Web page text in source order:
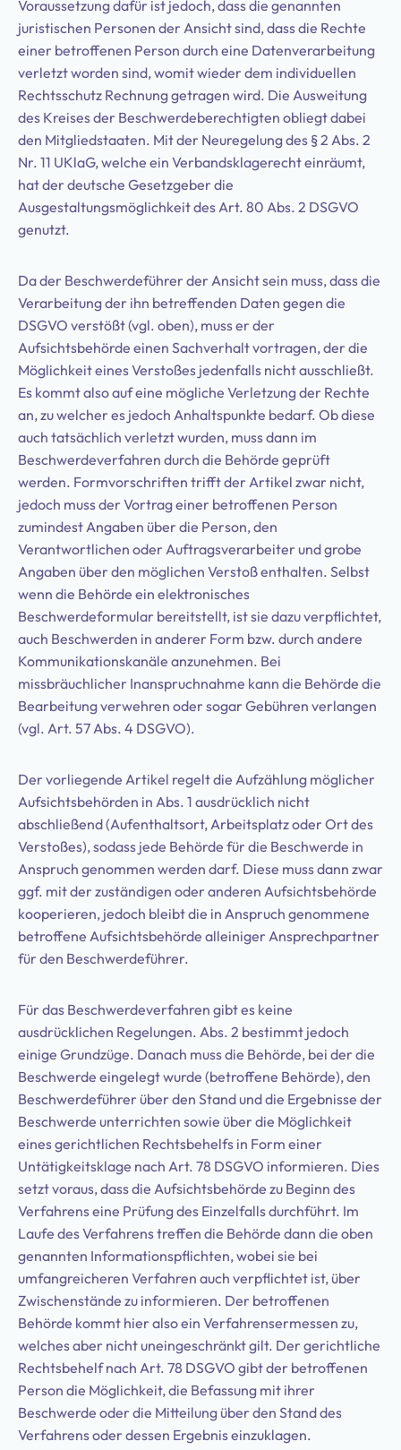
Voraussetzung dafür ist jedoch, dass die genannten
juristischen Personen der Ansicht sind, dass die Rechte
einer betroffenen Person durch eine Datenverarbeitung
verletzt worden sind, womit wieder dem individuellen
Rechtsschutz Rechnung getragen wird. Die Ausweitung
des Kreises der Beschwerdeberechtigten obliegt dabei
den Mitgliedstaaten. Mit der Neuregelung des § 2 Abs. 2
Nr. 11 UKlaG, welche ein Verbandsklagerecht einräumt,
hat der deutsche Gesetzgeber die
Ausgestaltungsmöglichkeit des Art. 80 Abs. 2 DSGVO
genutzt.
Da der Beschwerdeführer der Ansicht sein muss, dass die
Verarbeitung der ihn betreffenden Daten gegen die
DSGVO verstößt (vgl. oben), muss er der
Aufsichtsbehörde einen Sachverhalt vortragen, der die
Möglichkeit eines Verstoßes jedenfalls nicht ausschließt.
Es kommt also auf eine mögliche Verletzung der Rechte
an, zu welcher es jedoch Anhaltspunkte bedarf. Ob diese
auch tatsächlich verletzt wurden, muss dann im
Beschwerdeverfahren durch die Behörde geprüft
werden. Formvorschriften trifft der Artikel zwar nicht,
jedoch muss der Vortrag einer betroffenen Person
zumindest Angaben über die Person, den
Verantwortlichen oder Auftragsverarbeiter und grobe
Angaben über den möglichen Verstoß enthalten. Selbst
wenn die Behörde ein elektronisches
Beschwerdeformular bereitstellt, ist sie dazu verpflichtet,
auch Beschwerden in anderer Form bzw. durch andere
Kommunikationskanäle anzunehmen. Bei
missbräuchlicher Inanspruchnahme kann die Behörde die
Bearbeitung verwehren oder sogar Gebühren verlangen
(vgl. Art. 57 Abs. 4 DSGVO).
Der vorliegende Artikel regelt die Aufzählung möglicher
Aufsichtsbehörden in Abs. 1 ausdrücklich nicht
abschließend (Aufenthaltsort, Arbeitsplatz oder Ort des
Verstoßes), sodass jede Behörde für die Beschwerde in
Anspruch genommen werden darf. Diese muss dann zwar
ggf. mit der zuständigen oder anderen Aufsichtsbehörde
kooperieren, jedoch bleibt die in Anspruch genommene
betroffene Aufsichtsbehörde alleiniger Ansprechpartner
für den Beschwerdeführer.
Für das Beschwerdeverfahren gibt es keine
ausdrücklichen Regelungen. Abs. 2 bestimmt jedoch
einige Grundzüge. Danach muss die Behörde, bei der die
Beschwerde eingelegt wurde (betroffene Behörde), den
Beschwerdeführer über den Stand und die Ergebnisse der
Beschwerde unterrichten sowie über die Möglichkeit
eines gerichtlichen Rechtsbehelfs in Form einer
Untätigkeitsklage nach Art. 78 DSGVO informieren. Dies
setzt voraus, dass die Aufsichtsbehörde zu Beginn des
Verfahrens eine Prüfung des Einzelfalls durchführt. Im
Laufe des Verfahrens treffen die Behörde dann die oben
genannten Informationspflichten, wobei sie bei
umfangreicheren Verfahren auch verpflichtet ist, über
Zwischenstände zu informieren. Der betroffenen
Behörde kommt hier also ein Verfahrensermessen zu,
welches aber nicht uneingeschränkt gilt. Der gerichtliche
Rechtsbehelf nach Art. 78 DSGVO gibt der betroffenen
Person die Möglichkeit, die Befassung mit ihrer
Beschwerde oder die Mitteilung über den Stand des
Verfahrens oder dessen Ergebnis einzuklagen.